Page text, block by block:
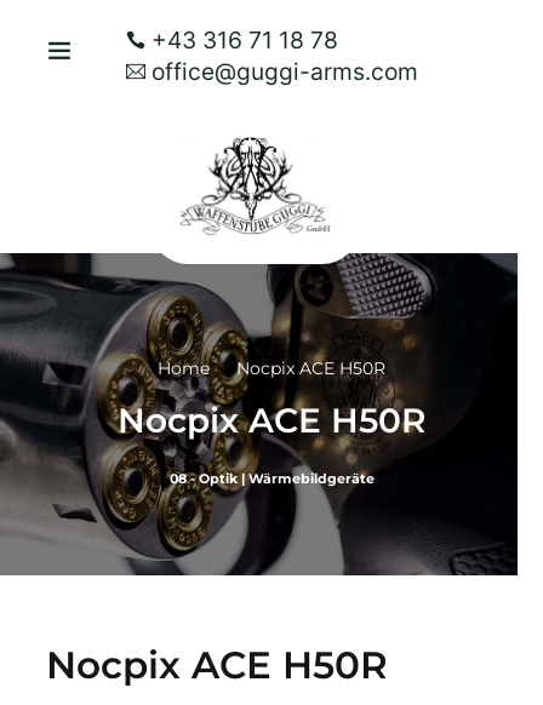
+43 316 71 18 78
office@guggi-arms.com
Home Nocpix ACE H50R
Nocpix ACE H50R
08 - Optik|Wärmebildgeräte
Nocpix ACE H50R